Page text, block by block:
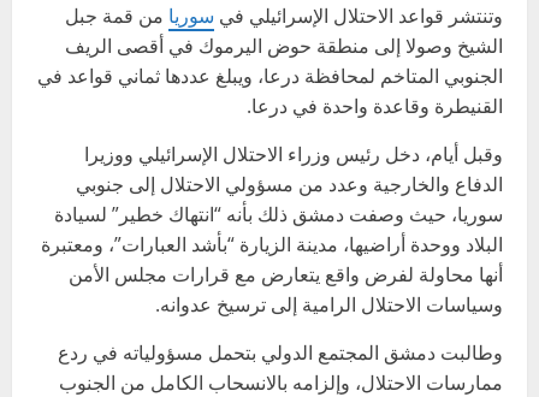
وتنتشر قواعد الاحتلال الإسرائيلي في سوريا من قمة جبل
الشيخ وصولا إلى منطقة حوض اليرموك في أقصى الريف
الجنوبي المتاخم لمحافظة درعا، ويبلغ عددها ثماني قواعد في
القنيطرة وقاعدة واحدة في درعا.
وقبل أيام، دخل رئيس وزراء الاحتلال الإسرائيلي ووزيرا
الدفاع والخارجية وعدد من مسؤولي الاحتلال إلى جنوبي
سوريا، حيث وصفت دمشق ذلك بأنه “انتهاك خطير” لسيادة
البلاد ووحدة أراضيها، مدينة الزيارة “بأشد العبارات”، ومعتبرة
أنها محاولة لفرض واقع يتعارض مع قرارات مجلس الأمن
وسياسات الاحتلال الرامية إلى ترسيخ عدوانه.
وطالبت دمشق المجتمع الدولي بتحمل مسؤولياته في ردع
ممارسات الاحتلال، وإلزامه بالانسحاب الكامل من الجنوب